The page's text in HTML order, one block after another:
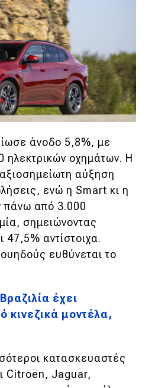
άνοδο 5,8%, με
ηλεκτρικών οχημάτων. Η
αύξηση
ενώ η Smart κι η
από 3.000
σημειώνοντας
αντίστοιχα.
ευθύνεται το
έχει
κινεζικά μοντέλα,
κατασκευαστές
Citroën, Jaguar,